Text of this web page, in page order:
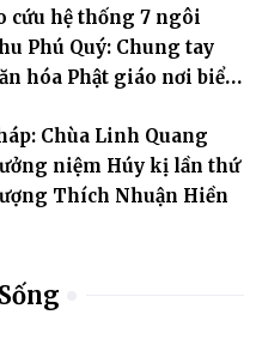
cứu hệ thống 7 ngôi
Phú Quý: Chung tay
hóa Phật giáo nơi biển
Chùa Linh Quang
niệm Húy kị lần thứ
Thích Nhuận Hiền